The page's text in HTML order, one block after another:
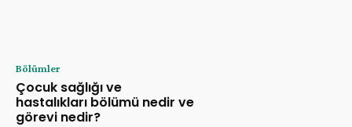
Bölümler
Çocuk sağlığı ve
hastalıkları bölümü nedir ve
görevi nedir?